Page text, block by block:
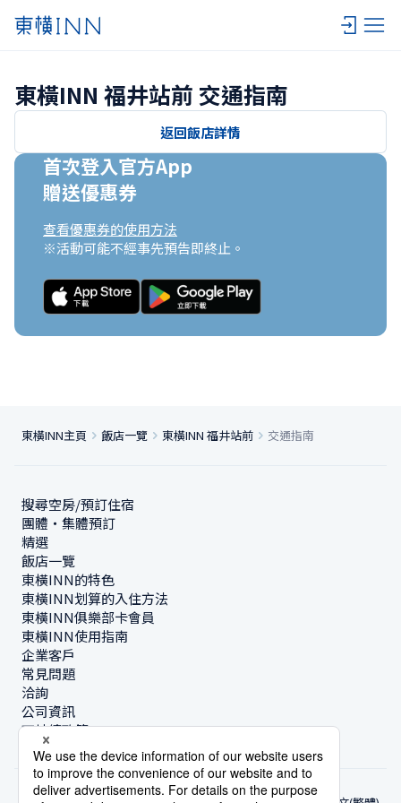
東橫INN 福井站前 交通指南
返回飯店詳情
首次登入官方App
贈送優惠券
查看優惠券的使用方法
※活動可能不經事先預告即終止。
東橫INN主頁 飯店一覽 東橫INN 福井站前 交通指南
搜尋空房/預訂住宿
團體・集體預訂
精選
飯店一覽
東橫INN的特色
東橫INN划算的入住方法
東橫INN俱樂部卡會員
東橫INN使用指南
企業客戶
常見問題
洽詢
公司資訊
可持續政策